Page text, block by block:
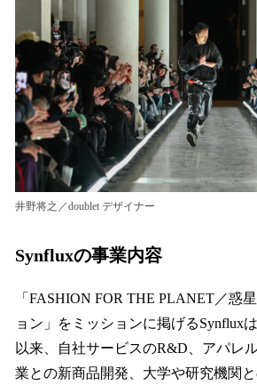
井野将之／doublet デザイナー
Synfluxの事業内容
「FASHION FOR THE PLANET／惑
ョン」をミッションに掲げるSynflux
以来、自社サービスのR&D、アパレ
業との新商品開発、大学や研究機関